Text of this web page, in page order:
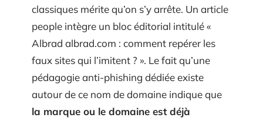
classiques mérite qu’on s’y arrête. Un article
people intègre un bloc éditorial intitulé «
Albrad albrad.com : comment repérer les
faux sites qui l’imitent ? ». Le fait qu’une
pédagogie anti-phishing dédiée existe
autour de ce nom de domaine indique que
la marque ou le domaine est déjà